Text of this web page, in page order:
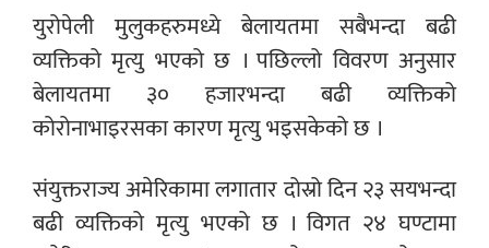
युरोपेली मुलुकहरुमध्ये बेलायतमा सबैभन्दा बढी
व्यक्तिको मृत्यु भएको छ । पछिल्लो विवरण अनुसार
बेलायतमा ३० हजारभन्दा बढी व्यक्तिको
कोरोनाभाइरसका कारण मृत्यु भइसकेको छ ।
संयुक्तराज्य अमेरिकामा लगातार दोस्रो दिन २३ सयभन्दा
बढी व्यक्तिको मृत्यु भएको छ । विगत २४ घण्टामा